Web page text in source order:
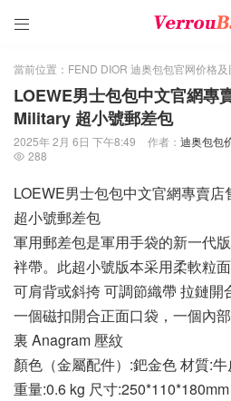

當前位置： FEND DIOR 迪奥包包官网价格
LOEWE男士包包中文官網專
Military 超小號郵差包
2025年 2月 6日 下午8:49 作者： 迪奥包包
 288
LOEWE男士包包中文官網專賣
超小號郵差包
軍用郵差包是軍用手袋的新一代
袢帶。此超小號版本采用柔軟粒面
可肩背或斜挎 可調節織帶 拉鏈開
一個磁扣開合正面口袋，一個內
裏 Anagram 壓紋
顏色（金屬配件）:鈀金色 材質:
重量:0.6 kg 尺寸